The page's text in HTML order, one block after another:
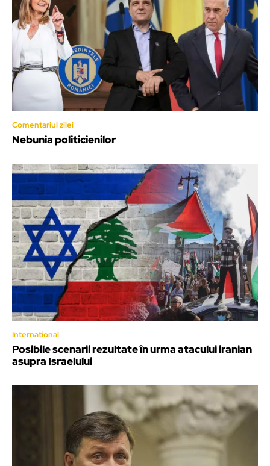
Comentariul zilei
Nebunia politicienilor
International
Posibile scenarii rezultate în urma atacului iranian
asupra Israelului